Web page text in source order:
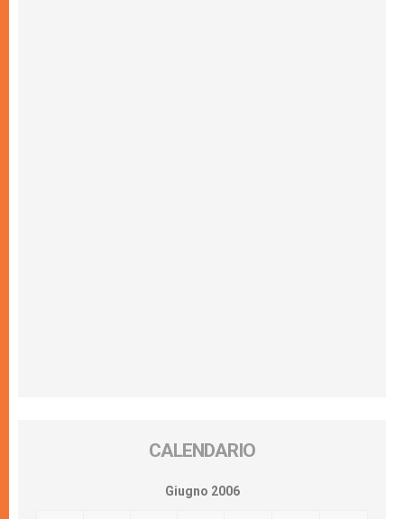
CALENDARIO
Giugno 2006